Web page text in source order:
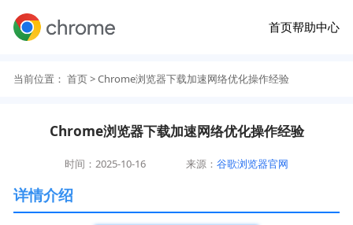
首页帮助中心
当前位置： 首页> Chrome浏览器下载加速网络优化操作经验
Chrome浏览器下载加速网络优化操作经验
时间：2025-10-16 来源：谷歌浏览器官网
详情介绍